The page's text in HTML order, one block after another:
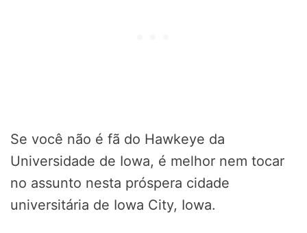
Se você não é fã do Hawkeye da
Universidade de Iowa, é melhor nem tocar
no assunto nesta próspera cidade
universitária de Iowa City, Iowa.